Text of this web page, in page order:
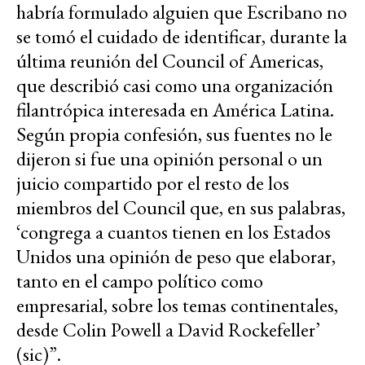
habría formulado alguien que Escribano no
se tomó el cuidado de identificar, durante la
última reunión del Council of Americas,
que describió casi como una organización
filantrópica interesada en América Latina.
Según propia confesión, sus fuentes no le
dijeron si fue una opinión personal o un
juicio compartido por el resto de los
miembros del Council que, en sus palabras,
‘congrega a cuantos tienen en los Estados
Unidos una opinión de peso que elaborar,
tanto en el campo político como
empresarial, sobre los temas continentales,
desde Colin Powell a David Rockefeller’
(sic)”.